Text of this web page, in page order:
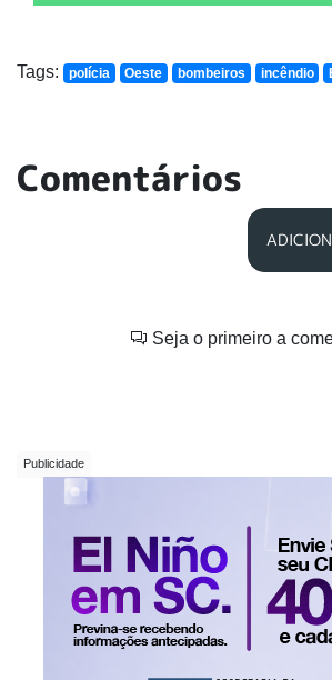
Tags: polícia Oeste bombeiros incêndio
Comentários
Seja o primeiro a